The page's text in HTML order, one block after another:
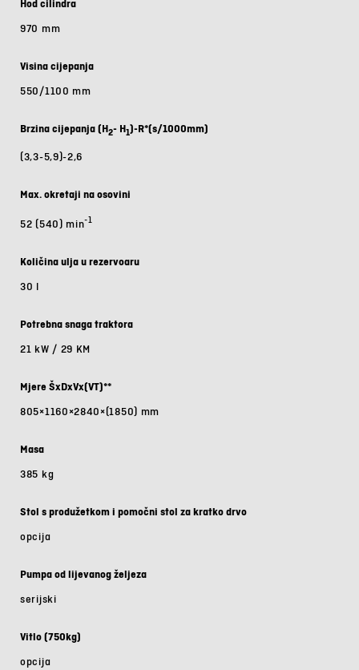
Hod cilindra
970 mm
Visina cijepanja
550/1100 mm
Brzina cijepanja (H2- H1)-R*(s/1000mm)
(3,3-5,9)-2,6
Max. okretaji na osovini
52 (540) min-1
Količina ulja u rezervoaru
30 l
Potrebna snaga traktora
21 kW / 29 KM
Mjere ŠxDxVx(VT)**
805×1160×2840×(1850) mm
Masa
385 kg
Stol s produžetkom i pomočni stol za kratko drvo
opcija
Pumpa od lijevanog željeza
serijski
Vitlo (750kg)
opcija